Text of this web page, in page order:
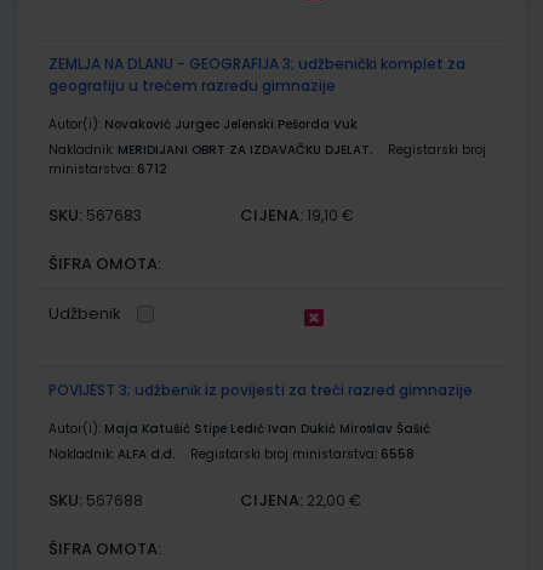
ZEMLJA NA DLANU - GEOGRAFIJA 3; udžbenički komplet za
geografiju u trećem razredu gimnazije
Autor(i): Novaković Jurgec Jelenski Pešorda Vuk
Nakladnik: MERIDIJANI OBRT ZA IZDAVAČKU DJELAT.
Registarski broj
ministarstva: 6712
SKU: 567683 CIJENA: 19,10 €
ŠIFRA OMOTA:
Udžbenik
POVIJEST 3; udžbenik iz povijesti za treći razred gimnazije
Autor(i): Maja Katušić Stipe Ledić Ivan Dukić Miroslav Šašić
Nakladnik: ALFA d.d. Registarski broj ministarstva: 6558
SKU: 567688 CIJENA: 22,00 €
ŠIFRA OMOTA: